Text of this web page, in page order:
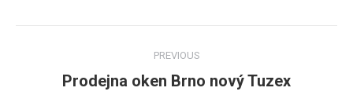
navigation
PREVIOUS
Previous
Prodejna oken Brno nový Tuzex